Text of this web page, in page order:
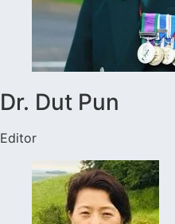
Dr. Dut Pun
Editor